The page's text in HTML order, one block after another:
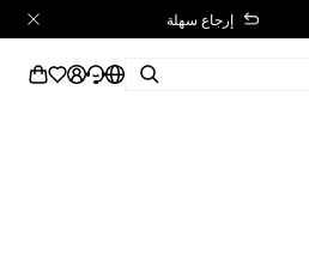
إرجاع سهلة